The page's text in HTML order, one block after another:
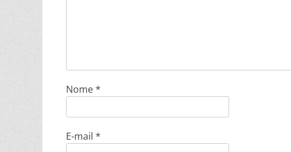
Nome*
E-mail *